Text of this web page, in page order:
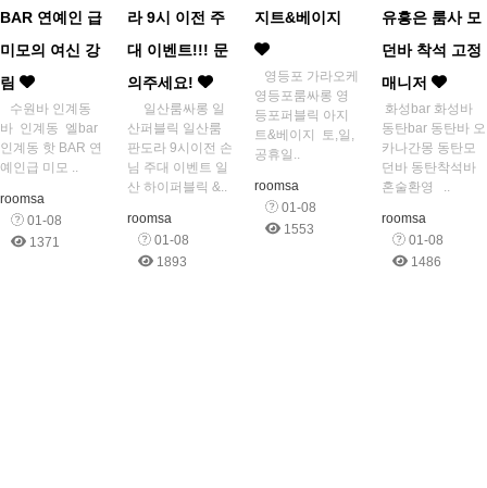
BAR 연예인 급
미모의 여신 강
림
수원바 인계동
바 인계동 엘bar
인계동 핫 BAR 연
예인급 미모 ..
roomsa
01-08
1371
라 9시 이전 주
대 이벤트!!! 문
의주세요!
일산룸싸롱 일
산퍼블릭 일산룸
판도라 9시이전 손
님 주대 이벤트 일
산 하이퍼블릭 &..
roomsa
01-08
1893
지트&베이지
영등포 가라오케
영등포룸싸롱 영
등포퍼블릭 아지
트&베이지 토,일,
공휴일..
roomsa
01-08
1553
유흥은 룸사 모
던바 착석 고정
매니저
화성bar 화성바
동탄bar 동탄바 오
카나간몽 동탄모
던바 동탄착석바
혼술환영 ..
roomsa
01-08
1486